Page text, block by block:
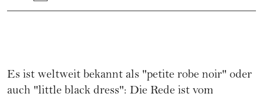
Es ist weltweit bekannt als "petite robe noir" oder
auch "little black dress": Die Rede ist vom